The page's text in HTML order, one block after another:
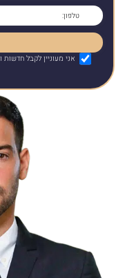
אני מעוניין לקבל חדשות